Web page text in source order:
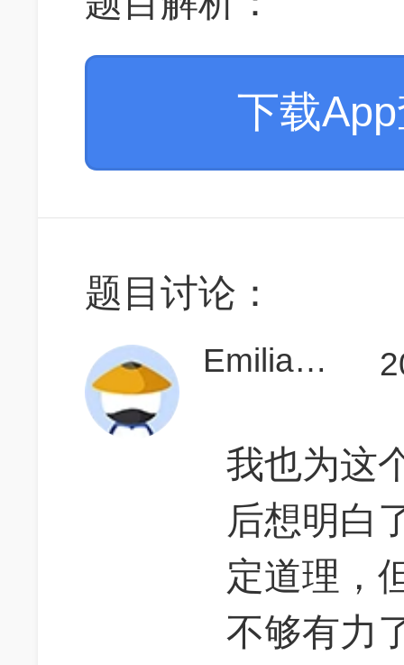
下载
题目讨论：
Emiliaaaaaa
我也为这
后想明白
定道理，
不够有力